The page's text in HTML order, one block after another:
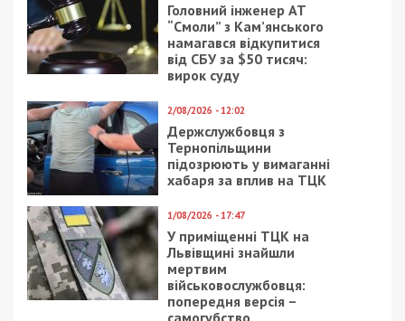
Приєднуйтесь також до 49000 в Google News. Слідкуйте
за останніми новинами!
Читайте також
Предыдущая статья:
В Днепре школьница побила
одноклассницу и поставила на колени:
видео